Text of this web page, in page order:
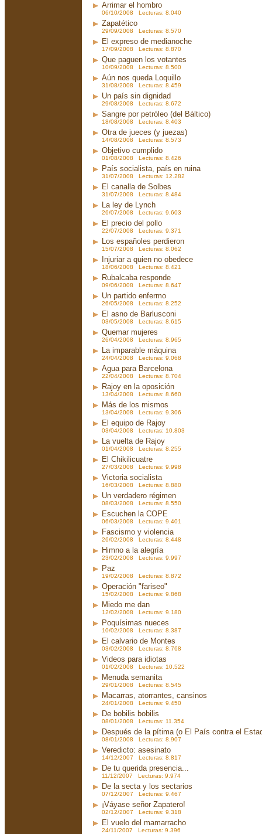
Arrimar el hombro
06/10/2008 Lecturas: 8.040
Zapatético
29/09/2008 Lecturas: 8.570
El expreso de medianoche
17/09/2008 Lecturas: 8.870
Que paguen los votantes
10/09/2008 Lecturas: 8.500
Aún nos queda Loquillo
31/08/2008 Lecturas: 8.459
Un país sin dignidad
29/08/2008 Lecturas: 8.672
Sangre por petróleo (del Báltico)
18/08/2008 Lecturas: 8.403
Otra de jueces (y juezas)
14/08/2008 Lecturas: 8.573
Objetivo cumplido
01/08/2008 Lecturas: 8.426
País socialista, país en ruina
31/07/2008 Lecturas: 12.282
El canalla de Solbes
31/07/2008 Lecturas: 8.484
La ley de Lynch
26/07/2008 Lecturas: 9.603
El precio del pollo
22/07/2008 Lecturas: 9.371
Los españoles perdieron
15/07/2008 Lecturas: 8.062
Injuriar a quien no obedece
18/06/2008 Lecturas: 8.421
Rubalcaba responde
09/06/2008 Lecturas: 8.647
Un partido enfermo
26/05/2008 Lecturas: 8.252
El asno de Barlusconi
03/05/2008 Lecturas: 8.615
Quemar mujeres
26/04/2008 Lecturas: 8.965
La imparable máquina
24/04/2008 Lecturas: 9.068
Agua para Barcelona
22/04/2008 Lecturas: 8.704
Rajoy en la oposición
13/04/2008 Lecturas: 8.660
Más de los mismos
13/04/2008 Lecturas: 9.306
El equipo de Rajoy
03/04/2008 Lecturas: 10.803
La vuelta de Rajoy
01/04/2008 Lecturas: 8.255
El Chikilicuatre
27/03/2008 Lecturas: 9.998
Victoria socialista
16/03/2008 Lecturas: 8.880
Un verdadero régimen
08/03/2008 Lecturas: 8.550
Escuchen la COPE
06/03/2008 Lecturas: 9.401
Fascismo y violencia
26/02/2008 Lecturas: 8.448
Himno a la alegría
23/02/2008 Lecturas: 9.997
Paz
19/02/2008 Lecturas: 8.872
Operación "fariseo"
15/02/2008 Lecturas: 9.868
Miedo me dan
12/02/2008 Lecturas: 9.180
Poquísimas nueces
10/02/2008 Lecturas: 8.387
El calvario de Montes
03/02/2008 Lecturas: 8.768
Videos para idiotas
01/02/2008 Lecturas: 10.522
Menuda semanita
29/01/2008 Lecturas: 8.545
Macarras, atorrantes, cansinos
24/01/2008 Lecturas: 9.450
De bobilis bobilis
08/01/2008 Lecturas: 11.354
Después de la pítima (o El País contra el
08/01/2008 Lecturas: 8.907
Veredicto: asesinato
14/12/2007 Lecturas: 8.817
De tu querida presencia...
11/12/2007 Lecturas: 9.974
De la secta y los sectarios
07/12/2007 Lecturas: 9.467
¡Váyase señor Zapatero!
02/12/2007 Lecturas: 9.318
El vuelo del mamarracho
24/11/2007 Lecturas: 9.396